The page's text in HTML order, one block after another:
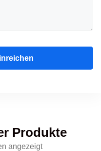
Produkte
angezeigt